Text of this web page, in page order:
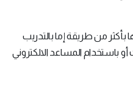
من طريقة إما بالتدريب
باستخدام المساعد الالكتروني